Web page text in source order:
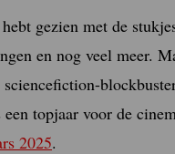
hebt gezien met de
en nog veel meer.
topjaar voor de
2025.